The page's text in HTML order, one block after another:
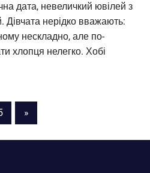
дата, невеличкий ювілей з
Дівчата нерідко вважають:
нескладно, але по-
хлопця нелегко. Хобі
Следующие
записи
»